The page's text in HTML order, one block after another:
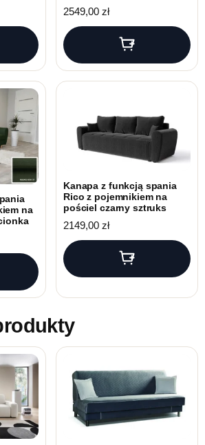
2549,00 zł
na
Kanapa z funkcją spania
Rico z pojemnikiem na
pościel czarny sztruks
2149,00 zł